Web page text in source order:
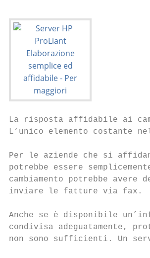
La risposta affidabile ai
L’unico elemento costante
Per le aziende che si
potrebbe essere
cambiamento potrebbe
inviare le fatture via fax.
Anche se è disponibile
condivisa adeguatamente,
non sono sufficienti. Un